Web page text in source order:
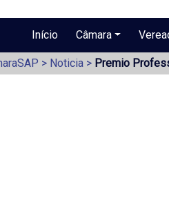
Início Câmara
> Noticia > Premio